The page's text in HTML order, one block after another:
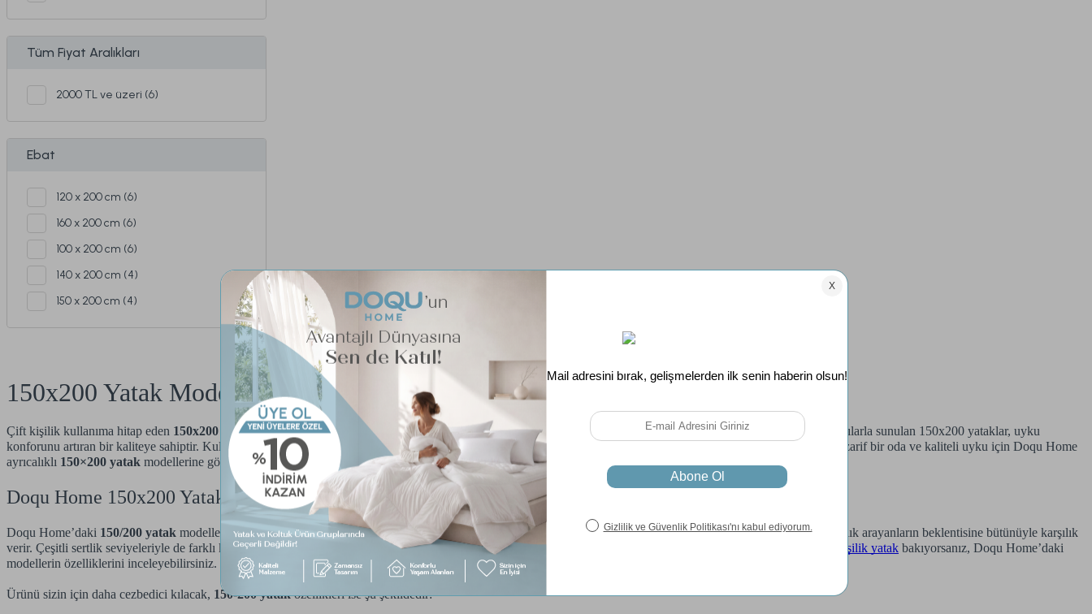
Tüm Fiyat Aralıkları
2000 TL ve üzeri (6)
Ebat
120 x 200 cm (6)
160 x 200 cm (6)
100 x 200 cm (6)
140 x 200 cm (4)
150 x 200 cm (4)
180 x 200 cm (4)
200 x 200 cm (4)
150x200 Yatak Modelleri & Fiyatları
Çift kişilik kullanıma hitap eden 150x200 yatak, bambu ve prosoft modelleri ile dikkat çeker. Farklı ihtiyaçlara göre çeşitli dolgu ve malzeme seçenekleri ile kullanıcılarla sunulan 150x200 yataklar, uyku
konforunu artıran bir kaliteye sahiptir. Kullanıcılarına kaliteli bir uyku deneyimi sunmak ile birlikte yatak odalarına estetik bir görünüm kazandırır. Dilerseniz siz de, zarif bir oda ve kaliteli uyku için Doqu Home
ayrıcalıklı 150×200 yatak modellerine göz atabilirsiniz.
Doqu Home 150x200 Yatak Özellikleri
Doqu Home’daki 150/200 yatak modelleri, malzeme bakımından çeşitli seçenekler sunar. Bambu, pamuk gibi doğal malzemelerden üretilen modeller, yatakta doğallık arayanların beklentisine bütünüyle karşılık
verir. Çeşitli sertlik seviyeleriyle de farklı konfor anlayışlarına hitap eder. Kullanıcılar kendi rahatlığına göre yumuşak veya sert modelleri tercih edebilir. Siz de
çift kişilik yatak bakıyorsanız, Doqu Home’daki
modellerin özelliklerini inceleyebilirsiniz.
Ürünü sizin için daha cezbedici kılacak, 150-200 yataközellikleri ise şu şekildedir: